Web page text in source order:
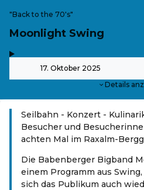
"Back to the 70's"
Moonlight Swing
17. Oktober 2025
Details
Seilbahn - Konzert -
Besucher und
achten Mal im Raxalm-
Die Babenberger Bigband
einem Programm aus
sich das Publikum auch